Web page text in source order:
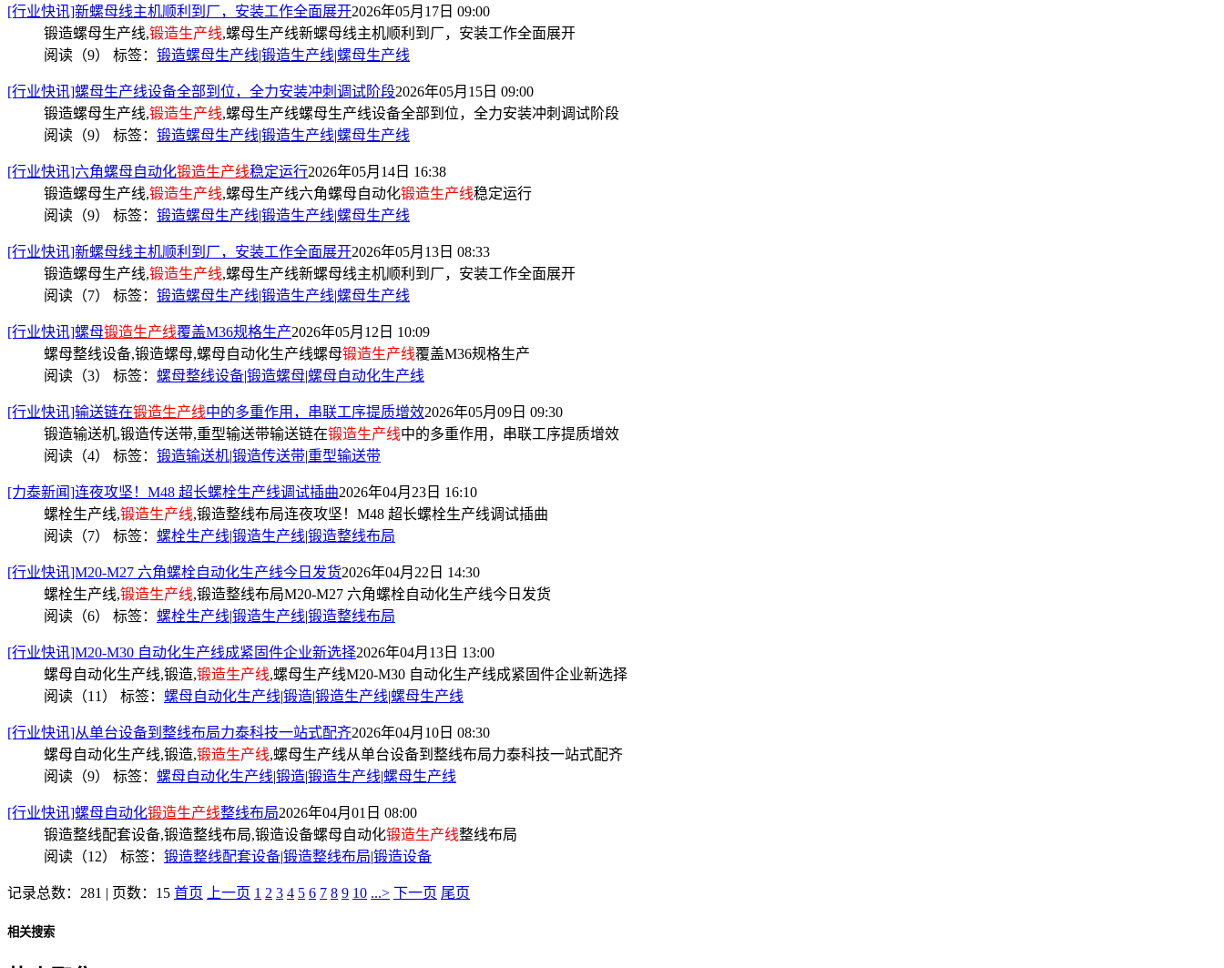
[行业快讯]新螺母线主机顺利到厂，安装工作全面展开2026年05月17日 09:00
锻造螺母生产线,锻造生产线,螺母生产线新螺母线主机顺利到厂，安装工作全面展开
阅读（9） 标签： 锻造螺母生产线|锻造生产线|螺母生产线
[行业快讯]螺母生产线设备全部到位，全力安装冲刺调试阶段2026年05月15日 09:00
锻造螺母生产线,锻造生产线,螺母生产线螺母生产线设备全部到位，全力安装冲刺调试阶段
阅读（9） 标签： 锻造螺母生产线|锻造生产线|螺母生产线
[行业快讯]六角螺母自动化锻造生产线稳定运行2026年05月14日 16:38
锻造螺母生产线,锻造生产线,螺母生产线六角螺母自动化锻造生产线稳定运行
阅读（9） 标签： 锻造螺母生产线|锻造生产线|螺母生产线
[行业快讯]新螺母线主机顺利到厂，安装工作全面展开2026年05月13日 08:33
锻造螺母生产线,锻造生产线,螺母生产线新螺母线主机顺利到厂，安装工作全面展开
阅读（7） 标签： 锻造螺母生产线|锻造生产线|螺母生产线
[行业快讯]螺母锻造生产线覆盖M36规格生产2026年05月12日 10:09
螺母整线设备,锻造螺母,螺母自动化生产线螺母锻造生产线覆盖M36规格生产
阅读（3） 标签： 螺母整线设备|锻造螺母|螺母自动化生产线
[行业快讯]输送链在锻造生产线中的多重作用，串联工序提质增效2026年05月09日 09:30
锻造输送机,锻造传送带,重型输送带输送链在锻造生产线中的多重作用，串联工序提质增效
阅读（4） 标签： 锻造输送机|锻造传送带|重型输送带
[力泰新闻]连夜攻坚！M48 超长螺栓生产线调试插曲2026年04月23日 16:10
螺栓生产线,锻造生产线,锻造整线布局连夜攻坚！M48 超长螺栓生产线调试插曲
阅读（7） 标签： 螺栓生产线|锻造生产线|锻造整线布局
[行业快讯]M20-M27 六角螺栓自动化生产线今日发货2026年04月22日 14:30
螺栓生产线,锻造生产线,锻造整线布局M20-M27 六角螺栓自动化生产线今日发货
阅读（6） 标签： 螺栓生产线|锻造生产线|锻造整线布局
[行业快讯]M20-M30 自动化生产线成紧固件企业新选择2026年04月13日 13:00
螺母自动化生产线,锻造,锻造生产线,螺母生产线M20-M30 自动化生产线成紧固件企业新选择
阅读（11） 标签： 螺母自动化生产线|锻造|锻造生产线|螺母生产线
[行业快讯]从单台设备到整线布局力泰科技一站式配齐2026年04月10日 08:30
螺母自动化生产线,锻造,锻造生产线,螺母生产线从单台设备到整线布局力泰科技一站式配齐
阅读（9） 标签： 螺母自动化生产线|锻造|锻造生产线|螺母生产线
[行业快讯]螺母自动化锻造生产线整线布局2026年04月01日 08:00
锻造整线配套设备,锻造整线布局,锻造设备螺母自动化锻造生产线整线布局
阅读（12） 标签： 锻造整线配套设备|锻造整线布局|锻造设备
记录总数：281 | 页数：15 首页 上一页 1 2 3 4 5 6 7 8 9 10 ...> 下一页 尾页
相关搜索